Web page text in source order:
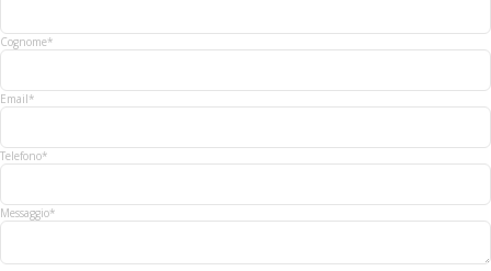
Cognome*
Email*
Telefono*
Messaggio*